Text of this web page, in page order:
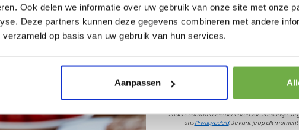
Ook delen we informatie over uw gebruik van onze site met onze
Deze partners kunnen deze gegevens combineren met andere
op basis van uw gebruik van hun services.
Aanpassen
Betaine, Sodium Chloride, Citric Acid, Acrylates Copolymer,
Stearate, Hexyl Cinnamal, Limonene, Linalool.
Laat ons weten wanneer je
Pak € 5,-
andere commerciële berichten van 2dekansje. Je
onsPrivacybeleid. Je kunt je op elk moment